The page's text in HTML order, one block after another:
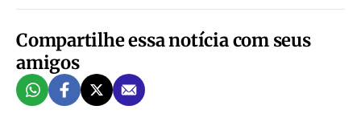
Compartilhe essa notícia com seus
amigos